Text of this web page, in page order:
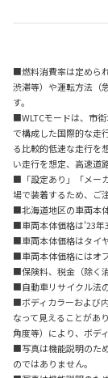
■燃料消費率は定めら
渋滞等）や運転方法（
す。
■WLTCモードは、市
で構成した国際的な走
る比較的低速な走行を
い走行を想定、高速道
■「設定あり」「メー
場で装着するため、ご
■北海道地区の車両本
■車両本体価格は'23年
■車両本体価格はタイ
■車両本体価格にはオ
■保険料、税金（除く
■自動車リサイクル法
■ボディカラーおよび
なって見えることがあ
角度等）により、ボデ
■写真は機能説明のた
のではありません。